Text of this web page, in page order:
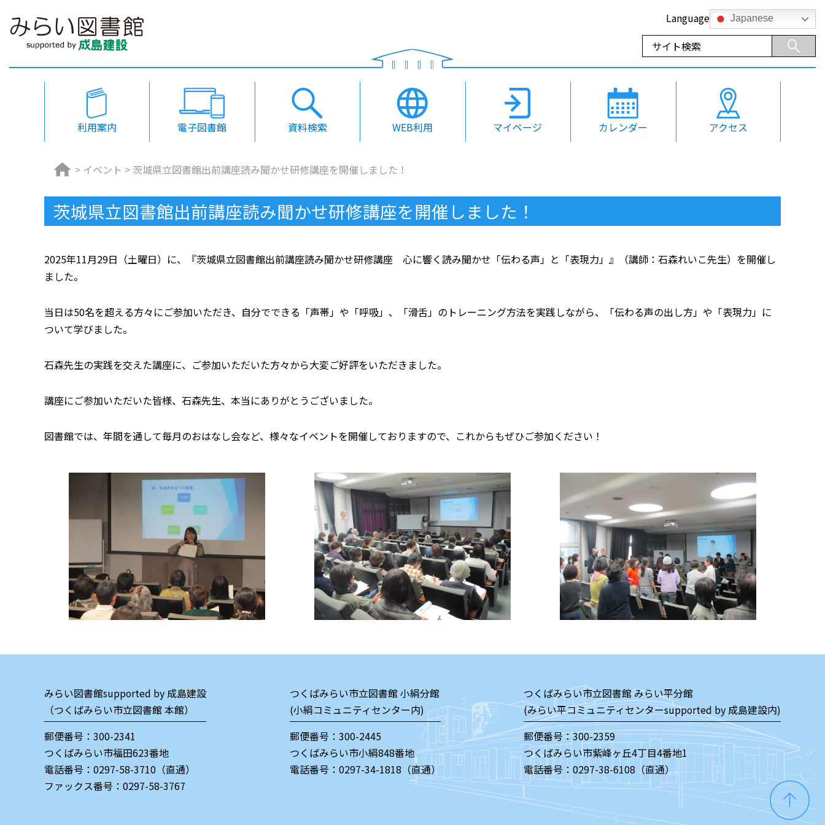
Language Japanese
利用案内 電子図書館 資料検索 WEB利用 マイページ カレンダー アクセス
> イベント >茨城県立図書館出前講座読み聞かせ研修講座を開催しました！
茨城県立図書館出前講座読み聞かせ研修講座を開催しました！
2025年11月29日（土曜日）に、『茨城県立図書館出前講座読み聞かせ研修講座 心に響く読み聞かせ「伝わる声」と「表現力」』（講師：石森れいこ先生）を開催し
ました。
当日は50名を超える方々にご参加いただき、自分でできる「声帯」や「呼吸」、「滑舌」のトレーニング方法を実践しながら、「伝わる声の出し方」や「表現力」に
ついて学びました。
石森先生の実践を交えた講座に、ご参加いただいた方々から大変ご好評をいただきました。
講座にご参加いただいた皆様、石森先生、本当にありがとうございました。
図書館では、年間を通して毎月のおはなし会など、様々なイベントを開催しておりますので、これからもぜひご参加ください！
みらい図書館supported by 成島建設
（つくばみらい市立図書館 本館）
郵便番号：300-2341
つくばみらい市福田623番地
電話番号： 0297-58-3710（直通）
ファックス番号：0297-58-3767
つくばみらい市立図書館 小絹分館
(小絹コミュニティセンター内)
郵便番号：300-2445
つくばみらい市小絹848番地
電話番号： 0297-34-1818（直通）
つくばみらい市立図書館 みらい平分館
(みらい平コミュニティセンターsupported by 成島建設内)
郵便番号：300-2359
つくばみらい市紫峰ヶ丘4丁目4番地1
電話番号： 0297-38-6108（直通）